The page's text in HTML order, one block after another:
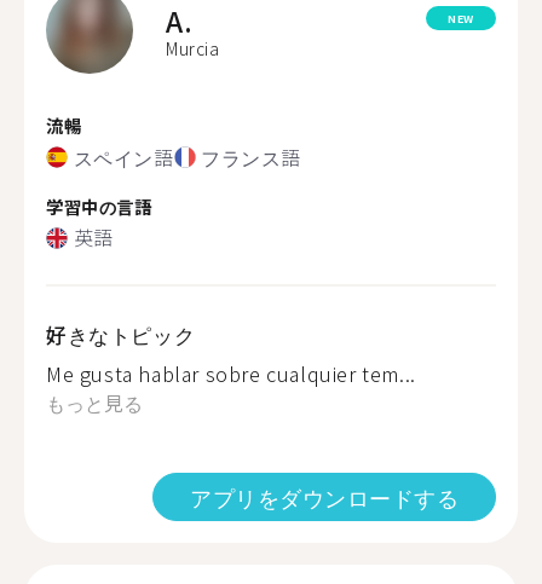
A.
Murcia
NEW
流暢
スペイン語 フランス語
学習中の言語
英語
好きなトピック
Me gusta hablar sobre cualquier tem...
もっと見る
アプリをダウンロードする